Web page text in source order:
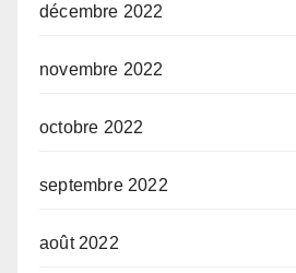
décembre 2022
novembre 2022
octobre 2022
septembre 2022
août 2022